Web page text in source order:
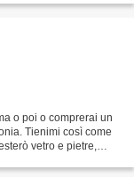
o poi o comprerai un
Tienimi così come
vetro e pietre,